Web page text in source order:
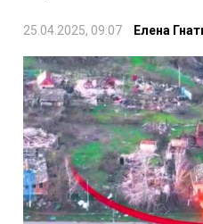
25.04.2025, 09:07 Елена